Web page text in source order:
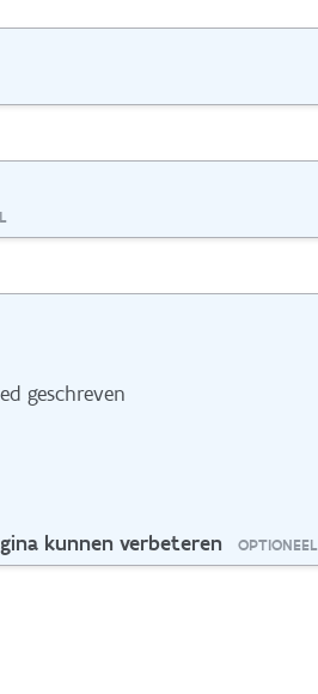
geschreven
kunnen verbeteren OPTIONEEL